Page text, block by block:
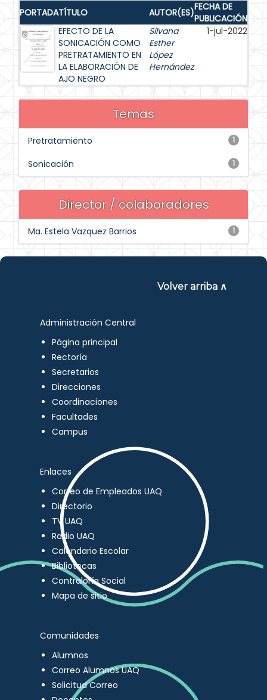
PORTADATÍTULO AUTOR(ES)FECHA DE
PUBLICACIÓN
EFECTO DE LA
SONICACIÓN COMO
PRETRATAMIENTO EN
LA ELABORACIÓN DE
AJO NEGRO
Silvana
Esther
López
Hernández
1-jul-2022
Temas
1
Pretratamiento
1
Sonicación
Director / colaboradores
1
Ma. Estela Vazquez Barrios
Volver arriba ∧
Administración Central
Página principal
Rectoría
Secretarios
Direcciones
Coordinaciones
Facultades
Campus
Enlaces
Correo de Empleados UAQ
Directorio
TV UAQ
Radio UAQ
Calendario Escolar
Bibliotecas
Contraloría Social
Mapa de sitio
Comunidades
Alumnos
Correo Alumnos UAQ
Solicitud Correo